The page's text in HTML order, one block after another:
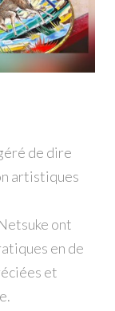
de dire
artistiques
ont
en de
et